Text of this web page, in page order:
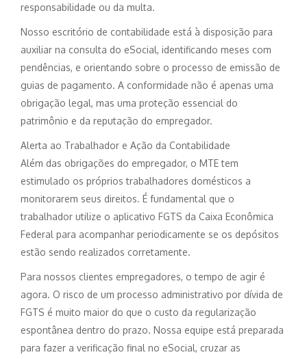
responsabilidade ou da multa.
Nosso escritório de contabilidade está à disposição para
auxiliar na consulta do eSocial, identificando meses com
pendências, e orientando sobre o processo de emissão de
guias de pagamento. A conformidade não é apenas uma
obrigação legal, mas uma proteção essencial do
patrimônio e da reputação do empregador.
Alerta ao Trabalhador e Ação da Contabilidade
Além das obrigações do empregador, o MTE tem
estimulado os próprios trabalhadores domésticos a
monitorarem seus direitos. É fundamental que o
trabalhador utilize o aplicativo FGTS da Caixa Econômica
Federal para acompanhar periodicamente se os depósitos
estão sendo realizados corretamente.
Para nossos clientes empregadores, o tempo de agir é
agora. O risco de um processo administrativo por dívida de
FGTS é muito maior do que o custo da regularização
espontânea dentro do prazo. Nossa equipe está preparada
para fazer a verificação final no eSocial, cruzar as